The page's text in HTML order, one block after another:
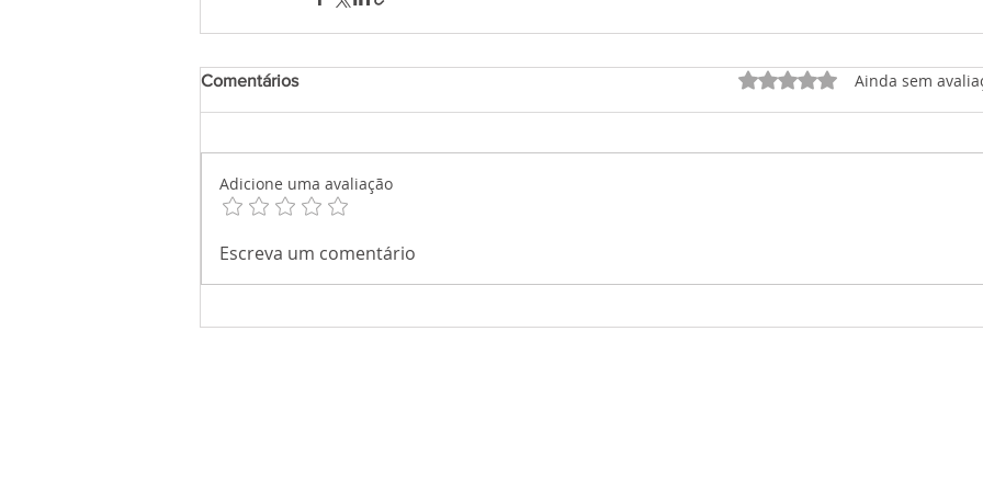
Comentários Avaliado com 0 de 5
Ainda sem
Adicione uma avaliação
Escreva um comentário